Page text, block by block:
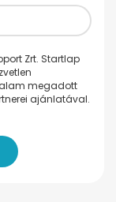
Zrt. Startlap
megadott
ajánlatával.